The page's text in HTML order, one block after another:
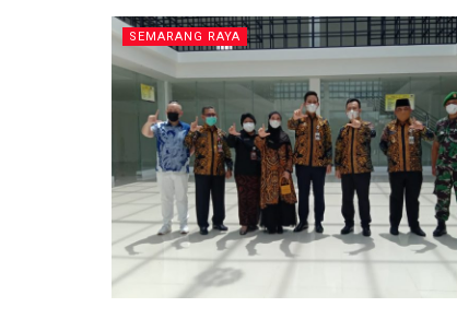
SEMARANG RAYA